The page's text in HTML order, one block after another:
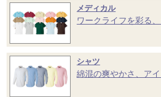
メディカル
ワークライフを彩る
シャツ
綿混の爽やかさ、ア